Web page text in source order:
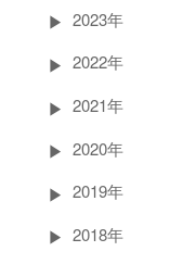
2023年
2022年
2021年
2020年
2019年
2018年